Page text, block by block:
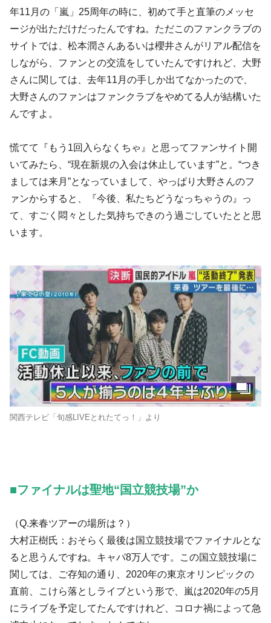
年11月の「嵐」25周年の時に、初めて手と直筆のメッセ
ージが出ただけだったんですね。ただこのファンクラブの
サイトでは、松本潤さんあるいは櫻井さんがリアル配信を
しながら、ファンとの交流をしていたんですけれど、大野
さんに関しては、去年11月の手しか出てなかったので、
大野さんのファンはファンクラブをやめてる人が結構いた
んですよ。
慌てて『もう1回入らなくちゃ』と思ってファンサイト開
いてみたら、“現在新規の入会は休止しています”と。“つき
ましては来月”となっていまして、やっぱり大野さんのフ
ァンからすると、『今後、私たちどうなっちゃうの』っ
て、すごく悶々とした気持ちできのう過ごしていたとと思
います。
関西テレビ「旬感LIVEとれたてっ！」より
■ファイナルは聖地“国立競技場”か
（Q.来春ツアーの場所は？）
大村正樹氏：おそらく最後は国立競技場でファイナルとな
ると思うんですね。キャパ8万人です。この国立競技場に
関しては、ご存知の通り、2020年の東京オリンピックの
直前、こけら落としライブという形で、嵐は2020年の5月
にライブを予定してたんですけれど、コロナ禍によって急